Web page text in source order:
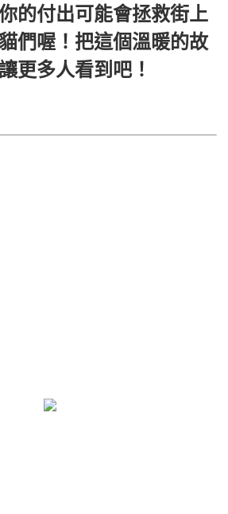
的付出可能會拯救街上
們喔！把這個溫暖的故
更多人看到吧！